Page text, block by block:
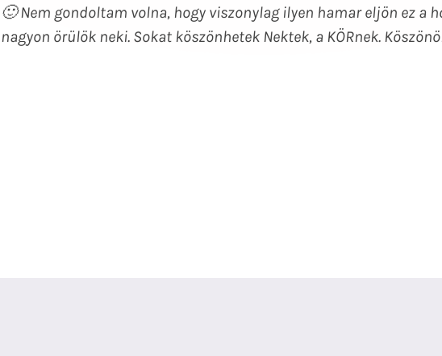
🙂 Nem gondoltam volna, hogy viszonylag ilyen hamar eljön ez a
nagyon örülök neki. Sokat köszönhetek Nektek, a KÖRnek.